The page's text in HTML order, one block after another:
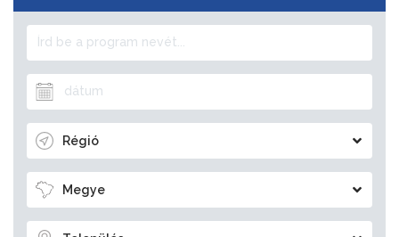
Régió
Megye